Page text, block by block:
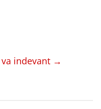
va indevant →